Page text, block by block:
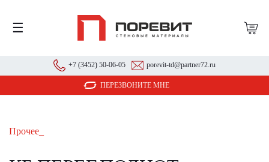
☰
+7 (3452) 50-06-05 porevit-td@partner72.ru
ПЕРЕЗВОНИТЕ МНЕ
Прочее_